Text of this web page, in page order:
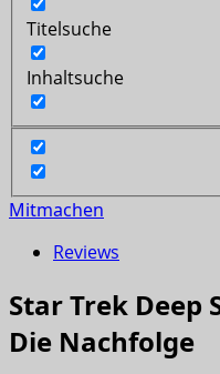
Titelsuche
Inhaltsuche
Mitmachen
Reviews
Star Trek Deep
Die Nachfolge